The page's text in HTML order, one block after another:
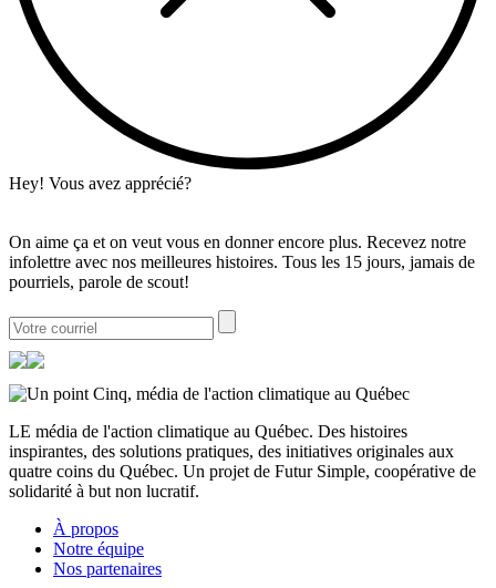
Hey! Vous avez apprécié?
On aime ça et on veut vous en donner encore plus. Recevez notre
infolettre avec nos meilleures histoires. Tous les 15 jours, jamais de
pourriels, parole de scout!
LE média de l'action climatique au Québec. Des histoires
inspirantes, des solutions pratiques, des initiatives originales aux
quatre coins du Québec. Un projet de Futur Simple, coopérative de
solidarité à but non lucratif.
À propos
Notre équipe
Nos partenaires